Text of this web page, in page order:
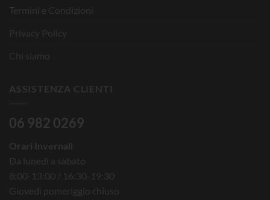
Termini e Condizioni
Privacy Policy
Chi siamo
ASSISTENZA CLIENTI
06 982 0269
Orari Invernali
Da lunedì a sabato
8:00-13:00 / 16:30-19:30
Giovedì pomeriggio chiuso